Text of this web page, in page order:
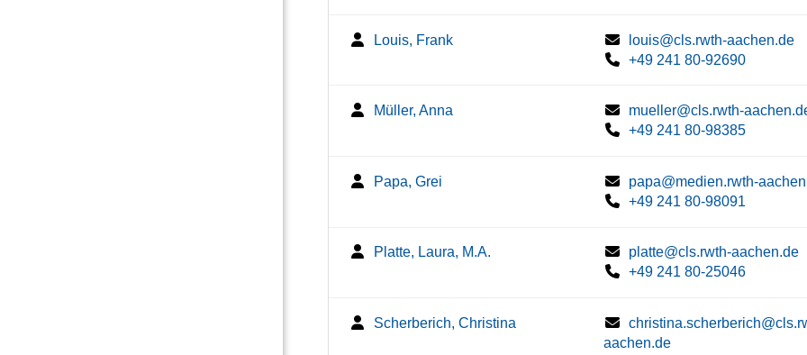
Louis, Frank
louis@cls.rwth-aachen.de
+49 241 80-92690
Müller, Anna
mueller@cls.rwth-
+49 241 80-98385
Papa, Grei
papa@medien.rwth-
+49 241 80-98091
Platte, Laura, M.A.
platte@cls.rwth-aachen.de
+49 241 80-25046
Scherberich, Christina
aachen.de